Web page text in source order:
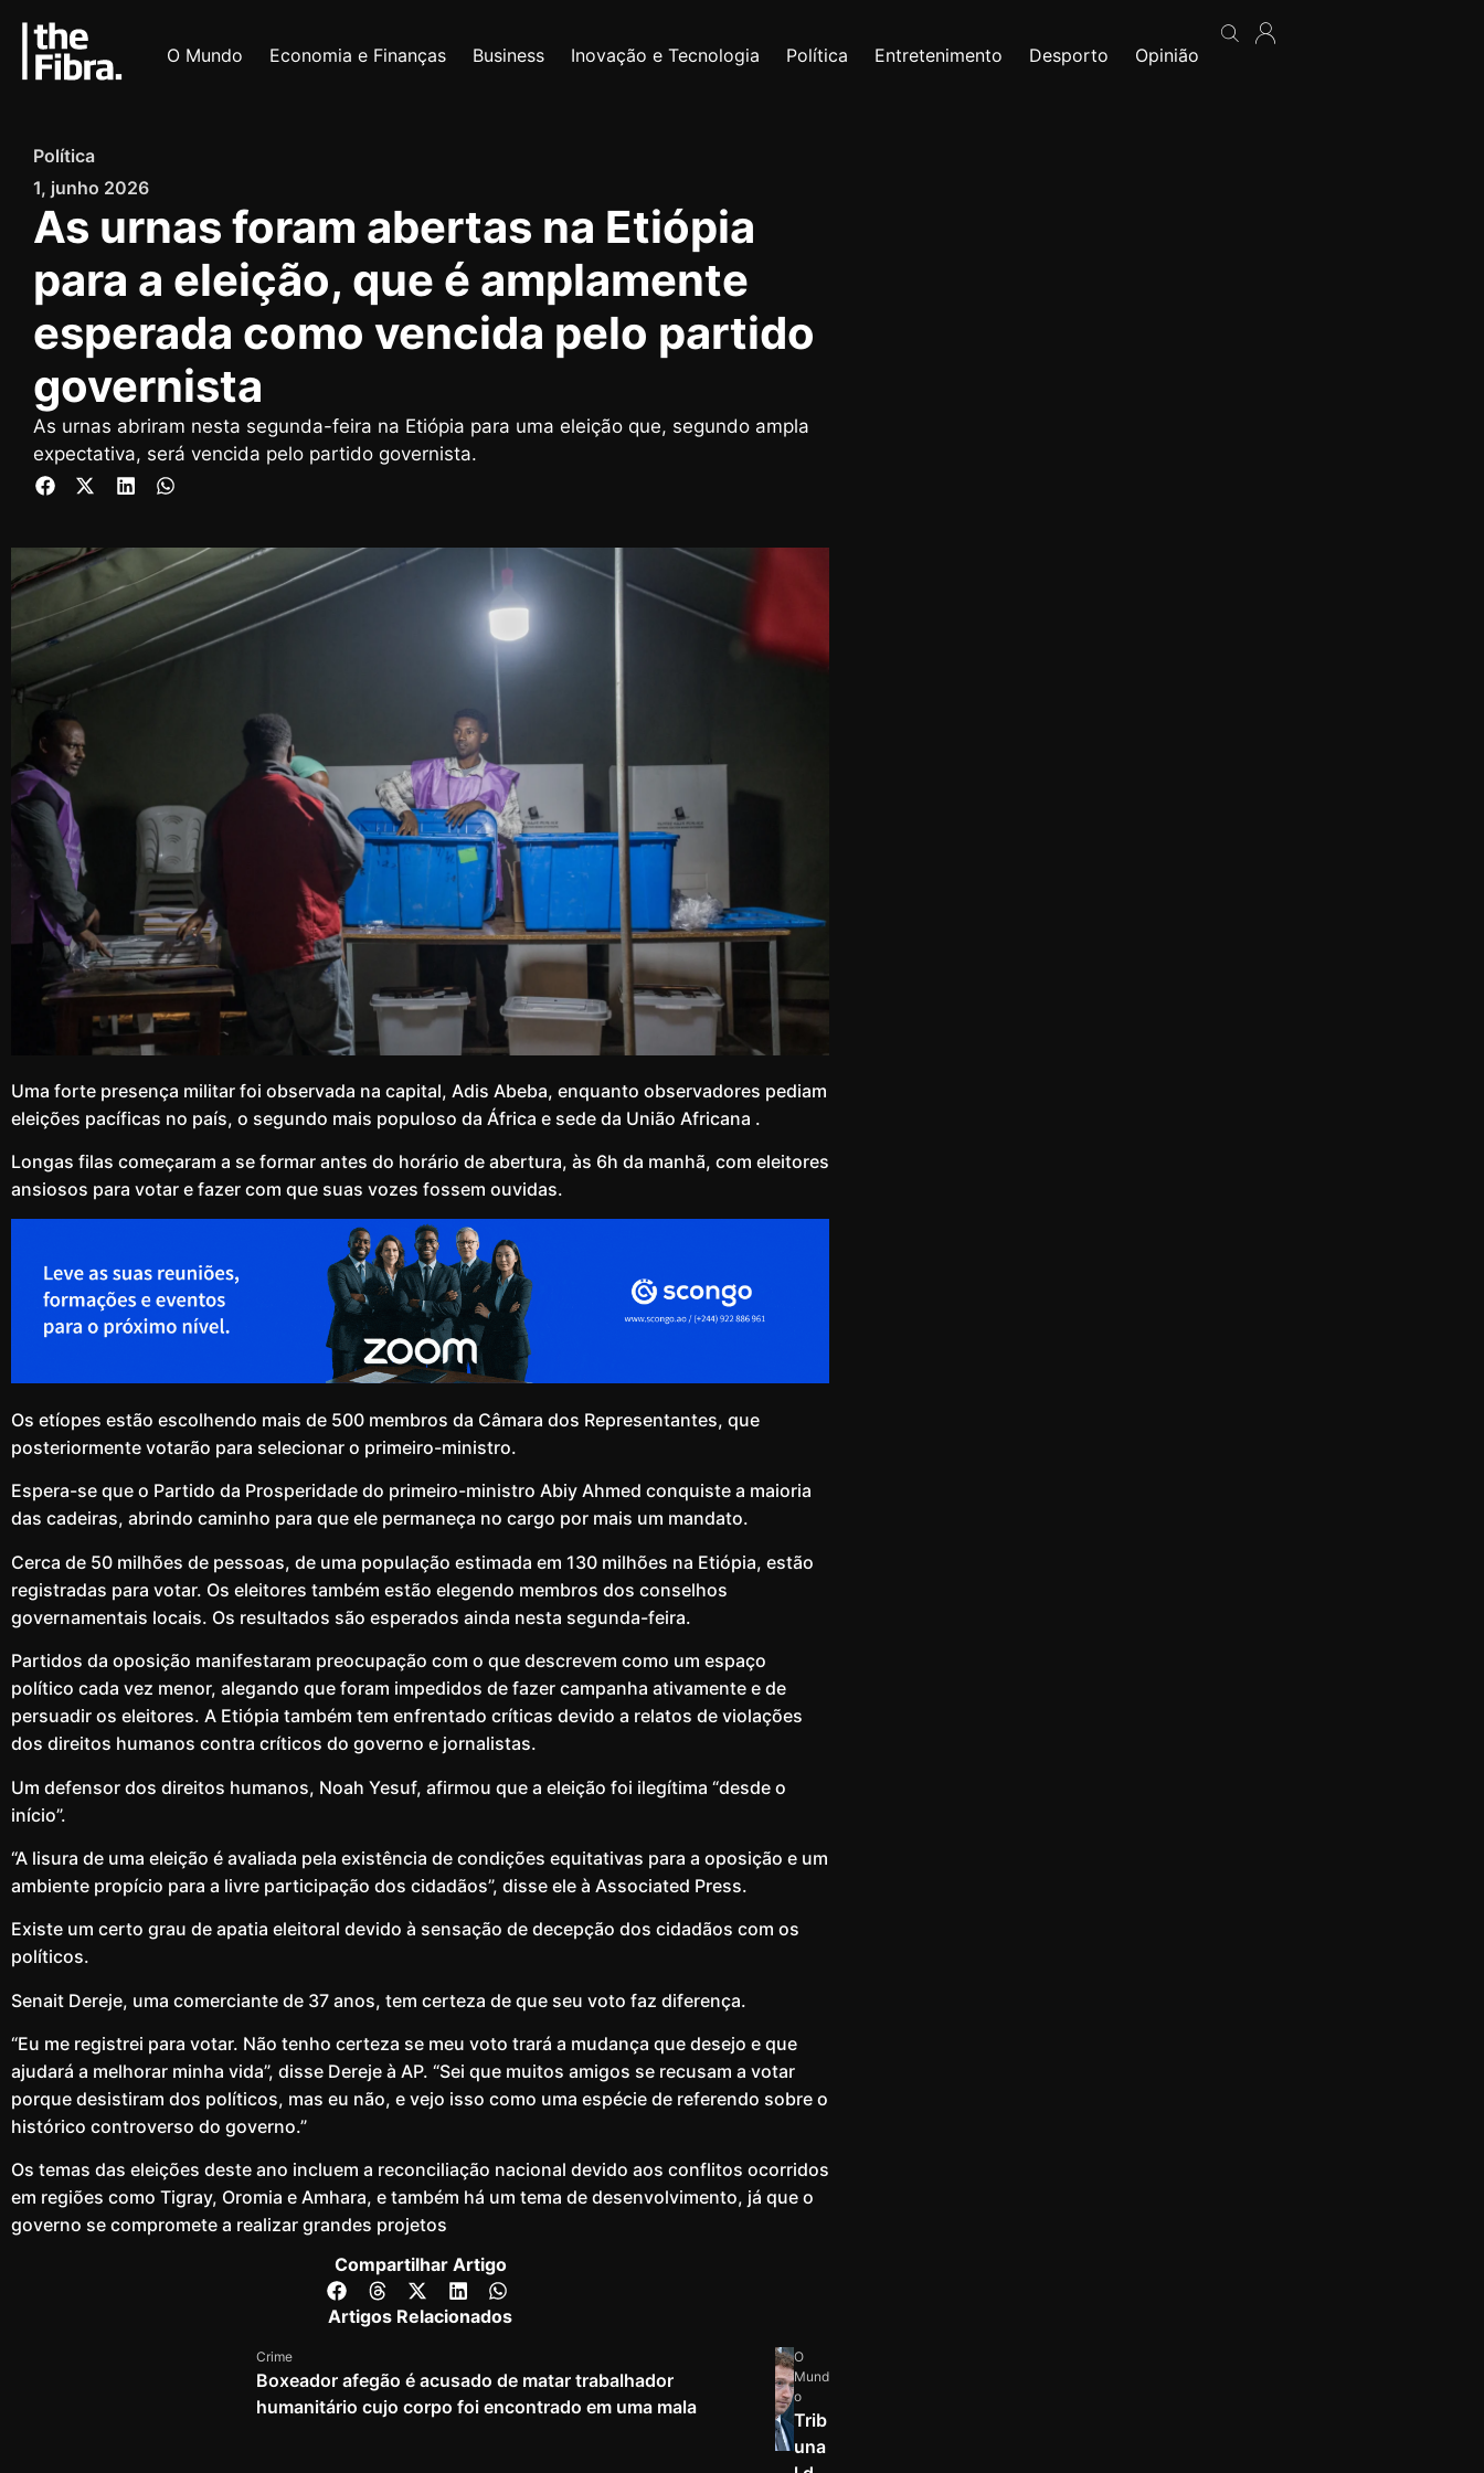
O Mundo Economia e Finanças Business Inovação e Tecnologia Política Entretenimento Desporto Opinião
Política
1, junho 2026
As urnas foram abertas na Etiópia
para a eleição, que é amplamente
esperada como vencida pelo partido
governista
As urnas abriram nesta segunda-feira na Etiópia para uma eleição que, segundo ampla
expectativa, será vencida pelo partido governista.
Uma forte presença militar foi observada na capital, Adis Abeba, enquanto observadores pediam
eleições pacíficas no país, o segundo mais populoso da África e sede da União Africana .
Longas filas começaram a se formar antes do horário de abertura, às 6h da manhã, com eleitores
ansiosos para votar e fazer com que suas vozes fossem ouvidas.
Os etíopes estão escolhendo mais de 500 membros da Câmara dos Representantes, que
posteriormente votarão para selecionar o primeiro-ministro.
Espera-se que o Partido da Prosperidade do primeiro-ministro Abiy Ahmed conquiste a maioria
das cadeiras, abrindo caminho para que ele permaneça no cargo por mais um mandato.
Cerca de 50 milhões de pessoas, de uma população estimada em 130 milhões na Etiópia, estão
registradas para votar. Os eleitores também estão elegendo membros dos conselhos
governamentais locais. Os resultados são esperados ainda nesta segunda-feira.
Partidos da oposição manifestaram preocupação com o que descrevem como um espaço
político cada vez menor, alegando que foram impedidos de fazer campanha ativamente e de
persuadir os eleitores. A Etiópia também tem enfrentado críticas devido a relatos de violações
dos direitos humanos contra críticos do governo e jornalistas.
Um defensor dos direitos humanos, Noah Yesuf, afirmou que a eleição foi ilegítima “desde o
início”.
“A lisura de uma eleição é avaliada pela existência de condições equitativas para a oposição e um
ambiente propício para a livre participação dos cidadãos”, disse ele à Associated Press.
Existe um certo grau de apatia eleitoral devido à sensação de decepção dos cidadãos com os
políticos.
Senait Dereje, uma comerciante de 37 anos, tem certeza de que seu voto faz diferença.
“Eu me registrei para votar. Não tenho certeza se meu voto trará a mudança que desejo e que
ajudará a melhorar minha vida”, disse Dereje à AP. “Sei que muitos amigos se recusam a votar
porque desistiram dos políticos, mas eu não, e vejo isso como uma espécie de referendo sobre o
histórico controverso do governo.”
Os temas das eleições deste ano incluem a reconciliação nacional devido aos conflitos ocorridos
em regiões como Tigray, Oromia e Amhara, e também há um tema de desenvolvimento, já que o
governo se compromete a realizar grandes projetos
Compartilhar Artigo
Artigos Relacionados
Crime
Boxeador afegão é acusado de matar trabalhador
humanitário cujo corpo foi encontrado em uma mala
O
Mund
o
Trib
una